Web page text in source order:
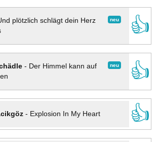
neu
plötzlich schlägt dein Herz
👍
neu
- Der Himmel kann auf
👍
- Explosion In My Heart
👍